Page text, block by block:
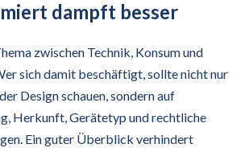
dampft besser
zwischen Technik, Konsum und
sich damit beschäftigt, sollte nicht nur
Design schauen, sondern auf
Herkunft, Gerätetyp und rechtliche
Ein guter Überblick verhindert